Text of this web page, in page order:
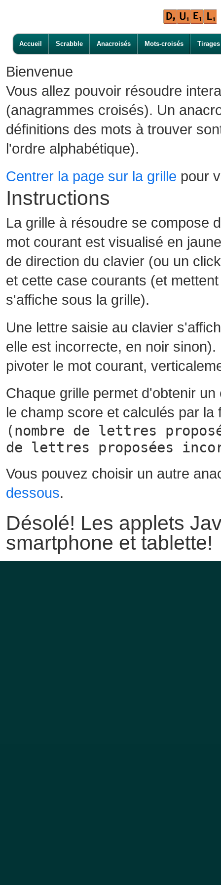
Accueil Scrabble Anacroisés Mots-croisés Tirages
Bienvenue
Vous allez pouvoir résoudre
(anagrammes croisés). Un
définitions des mots à trouver
l'ordre alphabétique).
Centrer la page sur la grille pour
Instructions
La grille à résoudre se compose
mot courant est visualisé en
de direction du clavier (ou un
et cette case courants (et
s'affiche sous la grille).
Une lettre saisie au clavier
elle est incorrecte, en noir
pivoter le mot courant,
Chaque grille permet d'obtenir
le champ score et calculés par la
(nombre de lettres
de lettres proposées
Vous pouvez choisir un autre
dessous.
Désolé! Les applets
smartphone et tablette!